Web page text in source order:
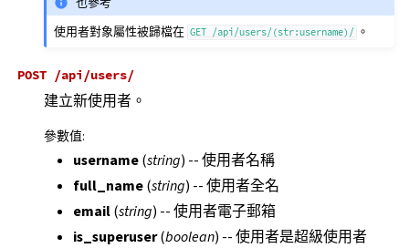
使用者對象屬性被歸檔在 GET /api/users/(str:username)/ 。
POST /api/users/
建立新使用者。
參數值:
username(string) -- 使用者名稱
full_name(string) -- 使用者全名
email(string) -- 使用者電子郵箱
is_superuser(boolean) -- 使用者是超級使用者